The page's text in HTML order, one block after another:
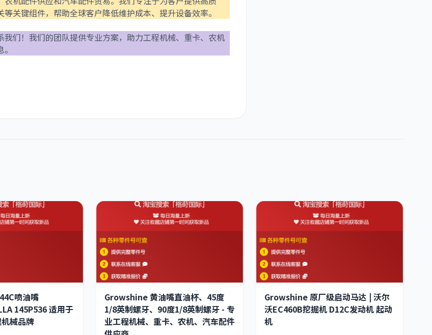
关键组件，帮助全球客户降低维护成本、提升设备效率。
们！我们的团队提供专业方案，助力工程机械、重卡、农机
喷油嘴
145P536 适用于
械品牌
Growshine 黄油嘴直油杯、45度
1/8英制螺牙、90度1/8英制螺牙 - 专
业工程机械、重卡、农机、汽车配件
Growshine 原厂级启动马达 | 沃尔
沃EC460B挖掘机 D12C发动机 起动
机